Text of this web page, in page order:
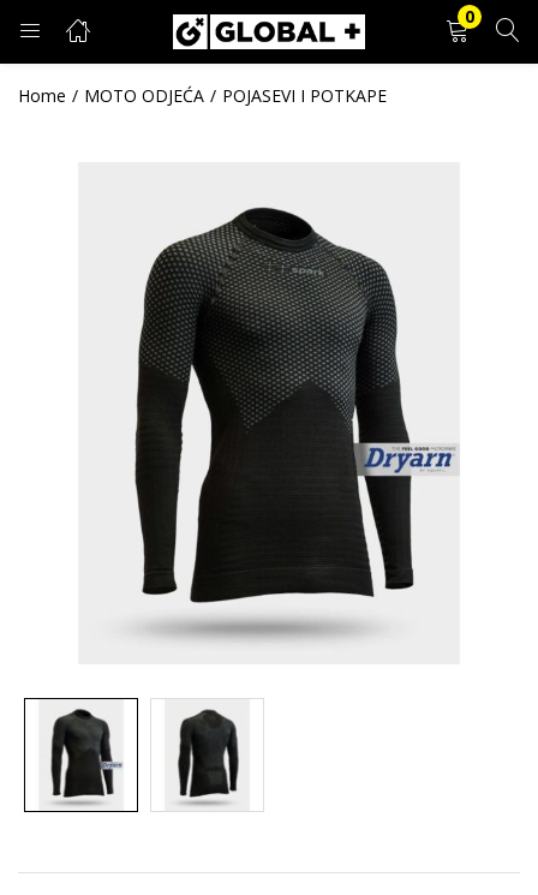
0
PRIJAVA REGISTRACIJA
Zapamti me
Prijava
Zaboravljena lozinka?
Home MOTO ODJEĆA POJASEVI I POTKAPE